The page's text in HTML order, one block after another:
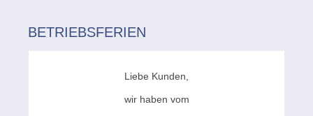
BETRIEBSFERIEN
Liebe Kunden,
wir haben vom